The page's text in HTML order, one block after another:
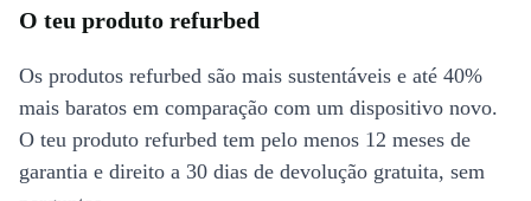
O teu produto refurbed
Os produtos refurbed são mais sustentáveis e até 40%
mais baratos em comparação com um dispositivo novo.
O teu produto refurbed tem pelo menos 12 meses de
garantia e direito a 30 dias de devolução gratuita, sem